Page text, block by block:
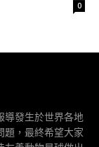
0
導發生於世界各地
題，最終希望大家